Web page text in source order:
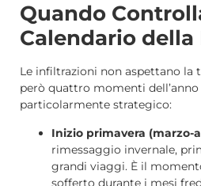
Quando
Calendario
Le infiltrazioni non aspettano la
però quattro momenti
particolarmente strategico:
Inizio primavera (marzo-
rimessaggio invernale,
grandi viaggi. È il
sofferto durante i mesi